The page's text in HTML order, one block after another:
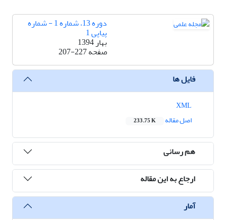
دوره 13، شماره 1 - شماره
پیاپی 1
بهار 1394
صفحه207-227
فایل ها
اصل مقاله
233.75 K
هم رسانی
ارجاع به این مقاله
آمار